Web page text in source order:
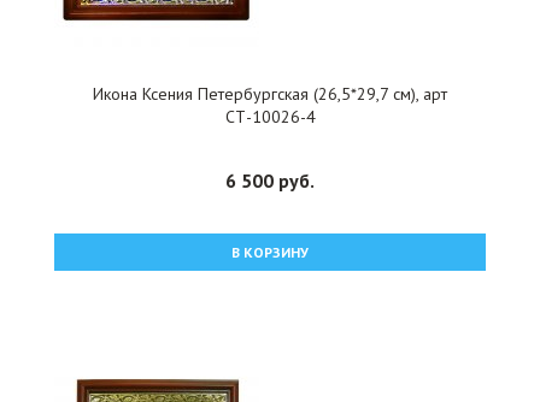
Икона Ксения Петербургская (26,5*29,7 см), арт
СТ-10026-4
6 500 руб.
В КОРЗИНУ